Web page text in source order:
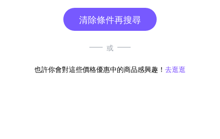
清除條件再搜尋
或
也許你會對這些價格優惠中的商品感興趣！ 去逛逛